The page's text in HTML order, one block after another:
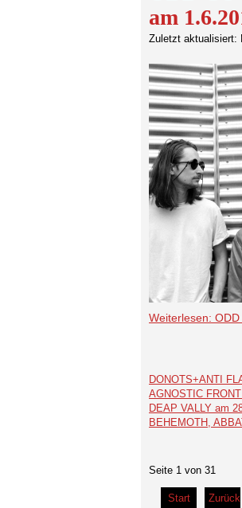
am
Zuletzt aktualisiert:
Weiterlesen: ODD
DONOTS+ANTI
AGNOSTIC
DEAP VALLY am
BEHEMOTH,
Seite 1 von 31
Start Zurück